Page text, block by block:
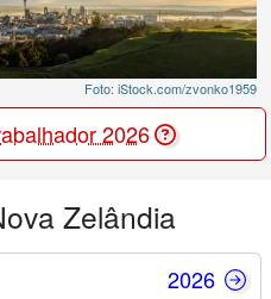
Foto: iStock.com/zvonko1959
2026
Zelândia
2026